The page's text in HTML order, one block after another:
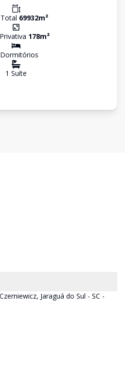
69932m²
178m²
s
1 Suíte
Jaraguá do Sul - SC -